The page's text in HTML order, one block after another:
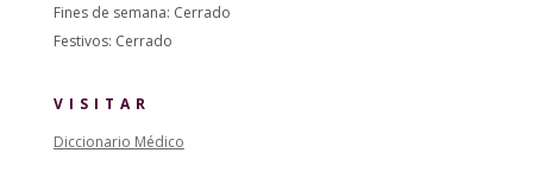
Fines de semana: Cerrado
Festivos: Cerrado
VISITAR
Diccionario Médico